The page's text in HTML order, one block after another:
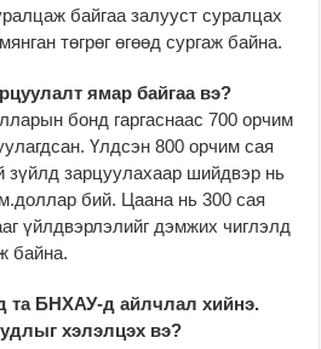
байгаа залууст суралцах
төгрөг өгөөд сургаж байна.
ямар байгаа вэ?
бонд гаргаснаас 700 орчим
Үлдсэн 800 орчим сая
зүйлд зарцуулахаар шийдвэр нь
бий. Цаана нь 300 сая
үйлдвэрлэлийг дэмжих чиглэлд
байна.
та БНХАУ-д айлчлал хийнэ.
хэлэлцэх вэ?